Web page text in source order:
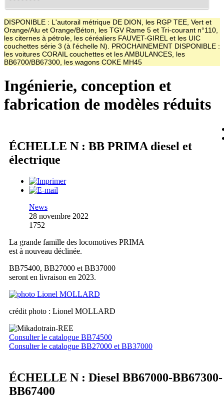
DISPONIBLE : L'autorail métrique DE DION, les RGP TEE, Vert et
Orange/Alu et Orange/Béton, les TGV Rame 5 et Tri-courant n°110,
les citernes à pétrole, les céréaliers FAUVET-GIREL et les UIC
couchettes série 3 (à l'échelle N). PROCHAINEMENT DISPONIBLE :
les voitures CORAIL couchettes et les AMBULANCES, les
BB6700/BB67300, les wagons COKE MH45
Ingénierie, conception et
fabrication de modèles réduits
ÉCHELLE N : BB PRIMA diesel et
électrique
News
28 novembre 2022
1752
La grande famille des locomotives PRIMA
est à nouveau déclinée.
BB75400, BB27000 et BB37000
seront en livraison en 2023.
crédit photo : Lionel MOLLARD
Consulter le catalogue BB74500
Consulter le catalogue BB27000 et BB37000
ÉCHELLE N : Diesel BB67000-BB67300-
BB67400